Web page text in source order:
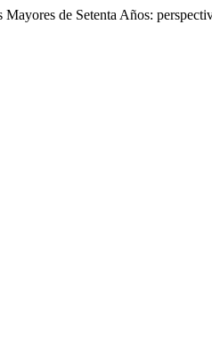
de Setenta Años: